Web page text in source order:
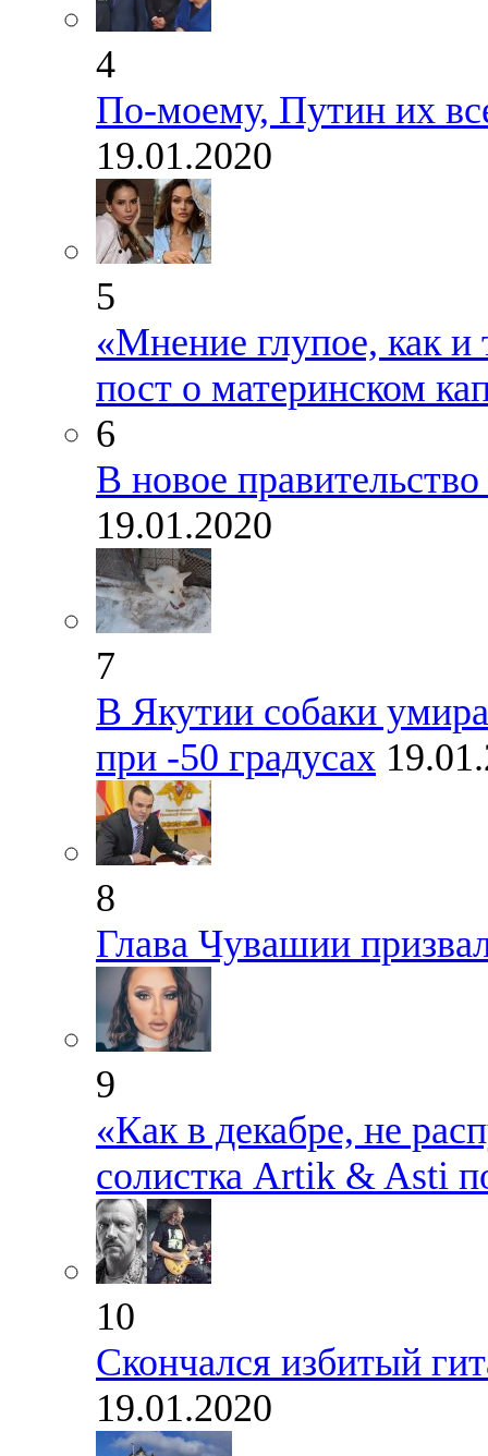
4
По-моему, Путин их
19.01.2020
5
«Мнение глупое, как и
пост о материнском
6
В новое
19.01.2020
7
В Якутии собаки
при -50 градусах
8
Глава Чувашии
9
«Как в декабре, не
солистка Artik & Asti
10
Скончался избитый
19.01.2020